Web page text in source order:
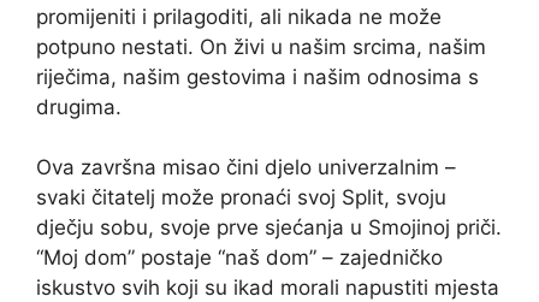
promijeniti i prilagoditi, ali nikada ne može
potpuno nestati. On živi u našim srcima, našim
riječima, našim gestovima i našim odnosima s
drugima.
Ova završna misao čini djelo univerzalnim –
svaki čitatelj može pronaći svoj Split, svoju
dječju sobu, svoje prve sjećanja u Smojinoj priči.
“Moj dom” postaje “naš dom” – zajedničko
iskustvo svih koji su ikad morali napustiti mjesta